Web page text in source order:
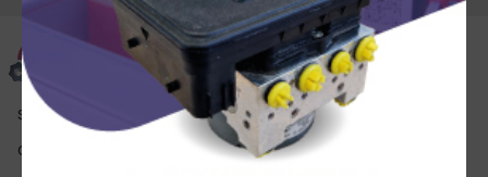
Stratocaster
1 Giugno
Salve, qualcuno l'ha fatta da se?
Operazione fattibile?